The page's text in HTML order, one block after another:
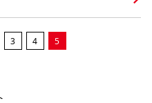
3 4 5